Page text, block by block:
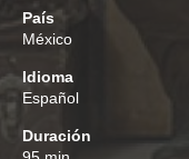
País
México
Idioma
Español
Duración